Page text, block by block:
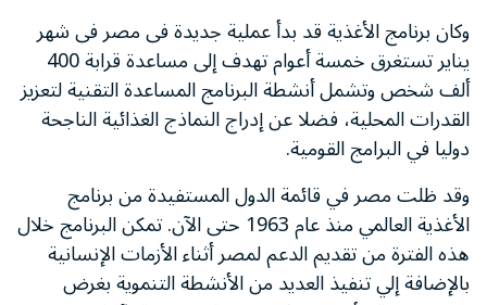
وكان برنامج الأغذية قد بدأ عملية جديدة فى مصر فى شهر
يناير تستغرق خمسة أعوام تهدف إلى مساعدة قرابة 400
ألف شخص وتشمل أنشطة البرنامج المساعدة التقنية لتعزيز
القدرات المحلية، فضلا عن إدراج النماذج الغذائية الناجحة
دوليا في البرامج القومية.
وقد ظلت مصر في قائمة الدول المستفيدة من برنامج
الأغذية العالمي منذ عام 1963 حتى الآن. تمكن البرنامج خلال
هذه الفترة من تقديم الدعم لمصر أثناء الأزمات الإنسانية
بالإضافة إلي تنفيذ العديد من الأنشطة التنموية بغرض